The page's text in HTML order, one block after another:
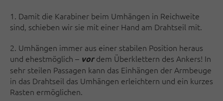
1. Damit die Karabiner beim Um­hän­gen in Reichweite
sind, schieben wir sie mit einer Hand am Drahtseil mit.
2. Umhängen immer aus einer sta­bilen Position heraus
und ehestmöglich – vordem Überklettern des Ankers! In
sehr steilen Passagen kann das Ein­hän­gen der Armbeuge
in das Drahtseil das Um­hän­gen er­leich­tern und ein kurzes
Rasten ermöglichen.